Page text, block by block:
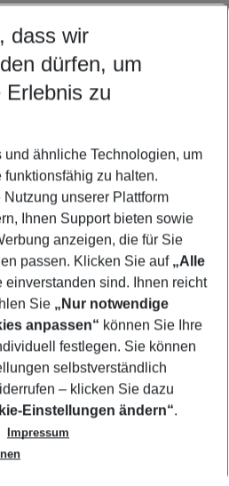
Ihren Wünschen
5-8 Nächte
Kinder
anzeigen
dass wir
dürfen, um
Erlebnis zu
ähnliche Technologien, um
zu halten.
unserer Plattform
Ihnen Support bieten sowie
anzeigen, die für Sie
passen. Klicken Sie auf „Alle
einverstanden sind. Ihnen reicht
Sie „Nur notwendige
anpassen“ können Sie Ihre
festlegen. Sie können
selbstverständlich
– klicken Sie dazu
Einstellungen ändern“.
Impressum